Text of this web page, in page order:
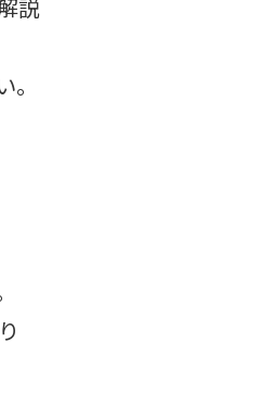
説